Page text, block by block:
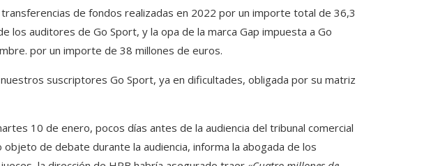
de fondos realizadas en 2022 por un importe total de 36,3
los auditores de Go Sport, y la opa de la marca Gap impuesta a Go
por un importe de 38 millones de euros.
suscriptores Go Sport, ya en dificultades, obligada por su matriz
10 de enero, pocos días antes de la audiencia del tribunal comercial
de debate durante la audiencia, informa la abogada de los